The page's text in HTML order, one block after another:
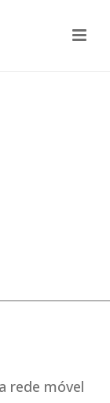
rede móvel